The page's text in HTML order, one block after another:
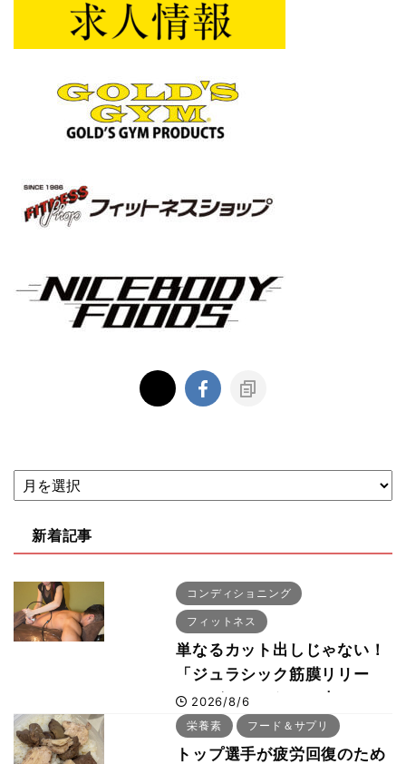
新着記事
コンディショニング
フィットネス
単なるカット出しじゃない！
「ジュラシック筋膜リリー
ス」が口コミだけで大ヒット
した納得の理由 木澤大祐が
解説
2026/8/6
栄養素 フード＆サプリ
トップ選手が疲労回復のため